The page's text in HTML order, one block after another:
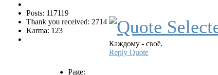
Posts: 117119
Thank you received: 2714
Karma: 123
Каждому - своё.
Reply Quote
Page: